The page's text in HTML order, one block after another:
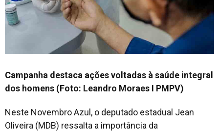
Campanha destaca ações voltadas à saúde integral
dos homens (Foto: Leandro Moraes I PMPV)
Neste Novembro Azul, o deputado estadual Jean
Oliveira (MDB) ressalta a importância da